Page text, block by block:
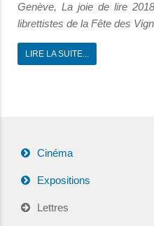
Genève, La joie de lire
librettistes de la Fête des
LIRE LA SUITE...
Cinéma
Expositions
Lettres